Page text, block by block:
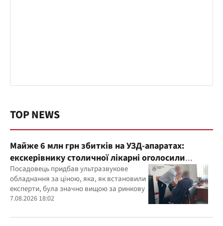
TOP NEWS
Майже 6 млн грн збитків на УЗД-апаратах:
екскерівнику столичної лікарні оголосили
підозру
Посадовець придбав ультразвукове
обладнання за ціною, яка, як встановили
експерти, була значно вищою за ринкову
7.08.2026 18:02